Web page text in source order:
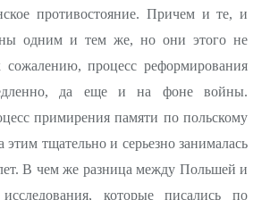
противостояние. Причем и те, и
одним и тем же, но они этого не
процесс реформирования
да еще и на фоне войны.
примирения памяти по польскому
тщательно и серьезно занималась
В чем же разница между Польшей и
которые писались по